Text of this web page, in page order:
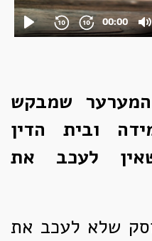
שמבקש
ובית הדין
לעכב את
שלא לעכב את